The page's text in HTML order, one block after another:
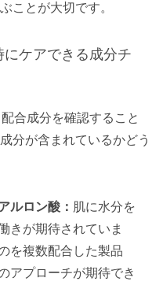
ことが大切です。
ケアできる成分チ
合成分を確認すること
分が含まれているかどう
ルロン酸： 肌に水分を
きが期待されていま
を複数配合した製品
アプローチが期待でき